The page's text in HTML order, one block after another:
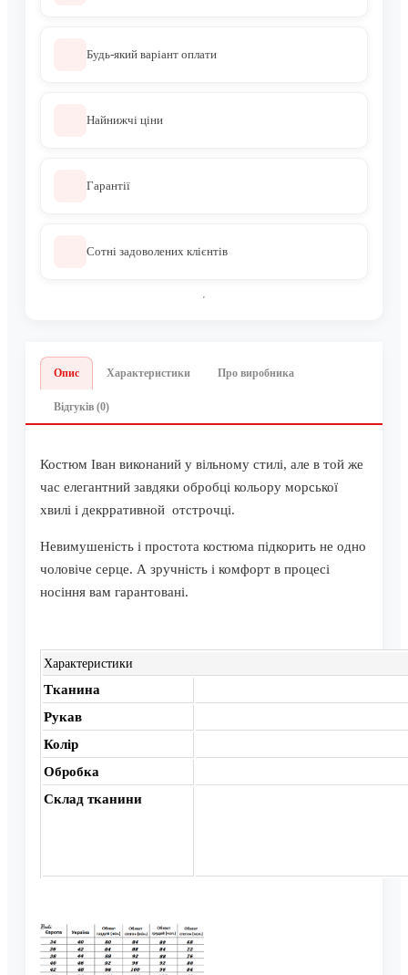
Будь-який варіант оплати
Найнижчі ціни
Гарантії
Сотні задоволених клієнтів
Опис Характеристики Про виробника
Відгуків (0)
Костюм Іван виконаний у вільному стилі, але в той же
час елегантний завдяки обробці кольору морської
хвилі і декрративной отстрочці.
Невимушеність і простота костюма підкорить не одно
чоловіче серце. А зручність і комфорт в процесі
носіння вам гарантовані.
Характеристики
Тканина
Рукав
Колір
Обробка
Склад тканини